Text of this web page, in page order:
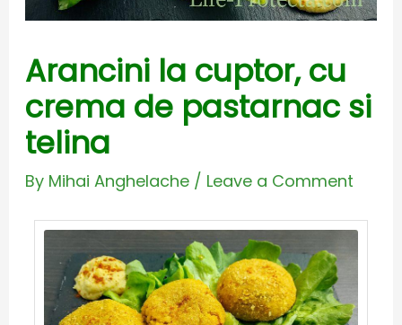
Arancini la cuptor, cu
crema de pastarnac si
telina
By Mihai Anghelache / Leave a Comment